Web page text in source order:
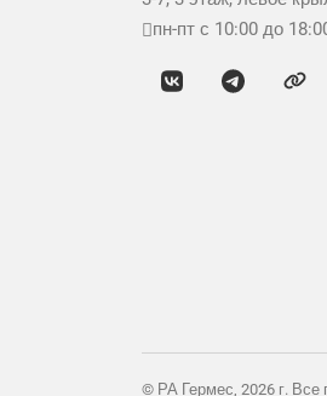
пн-пт с 10:00 до
© РА Гермес, 2026 г.